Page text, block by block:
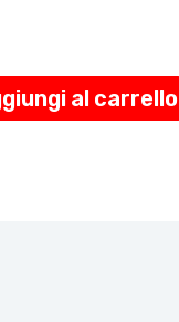
al carrello